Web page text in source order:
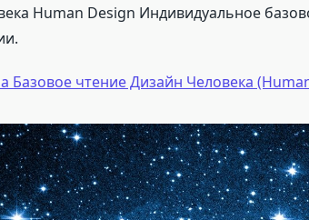
Human Design Индивидуальное
Базовое чтение Дизайн Человека